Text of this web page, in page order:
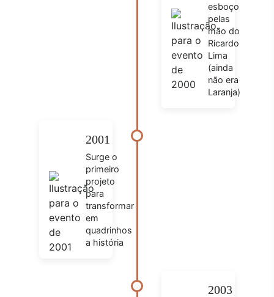
esboço
pelas
mão do
Ricardo
Lima
(ainda
não era
Laranja)
2001
Surge o
primeiro
projeto
para
transformar
em
quadrinhos
a história
2003